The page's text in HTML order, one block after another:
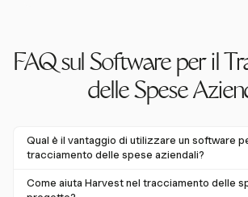
FAQ sul Software per il
delle Spese
Qual è il vantaggio di utilizzare un software
tracciamento delle spese aziendali?
Il software per il tracciamento delle spese
Come aiuta Harvest nel tracciamento delle